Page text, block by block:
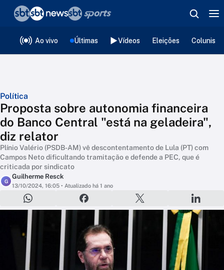
Ao vivo Últimas Vídeos Eleições
Política
Proposta sobre autonomia financeira
do Banco Central "está na geladeira",
diz relator
Plínio Valério (PSDB-AM) vê descontentamento de Lula (PT) com
Campos Neto dificultando tramitação e defende a PEC, que é
criticada por sindicato
G
Guilherme Resck
13/10/2024, 16:05 • Atualizado há 1 ano
❮voltar
Editorias